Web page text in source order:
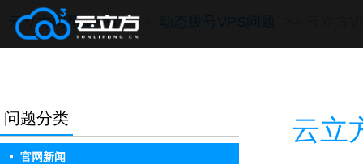
云立方网帮助中心 >> 动态拔号VPS问题
问题分类
官网新闻
云立